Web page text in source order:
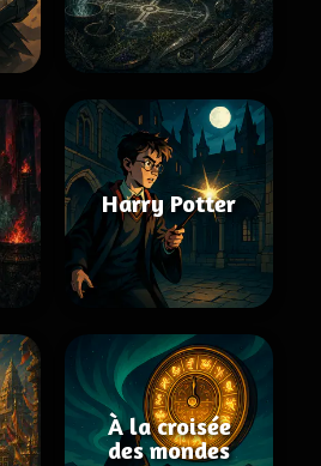
Harry Potter
À la croisée
des mondes